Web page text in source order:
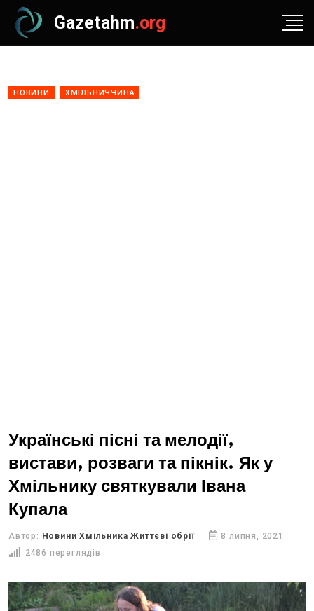
Gazetahm.org
НОВИНИ ХМІЛЬНИЧЧИНА
Українські пісні та мелодії,
вистави, розваги та пікнік. Як у
Хмільнику святкували Івана
Купала
Автор: Новини Хмільника Життєві обрії
8 липня, 2021
2486 переглядів